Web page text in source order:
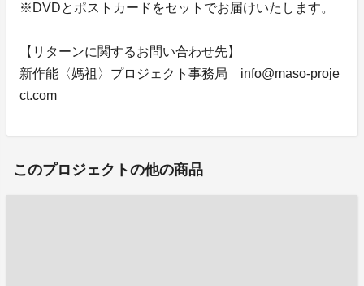
※DVDとポストカードをセットでお届けいたします。
【リターンに関するお問い合わせ先】
新作能〈媽祖〉プロジェクト事務局 info@maso-proje
ct.com
このプロジェクトの他の商品